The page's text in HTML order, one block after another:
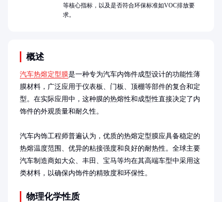
概述
汽车热熔定型膜是一种专为汽车内饰件成型设计的功能性薄
膜材料，广泛应用于仪表板、门板、顶棚等部件的复合和定
型。在实际应用中，这种膜的热熔性和成型性直接决定了内
饰件的外观质量和耐久性。
汽车内饰工程师普遍认为，优质的热熔定型膜应具备稳定的
热熔温度范围、优异的粘接强度和良好的耐热性。全球主要
汽车制造商如大众、丰田、宝马等均在其高端车型中采用这
类材料，以确保内饰件的精致度和环保性。
物理化学性质
等核心指标，以及是否符合环保标准如VOC排放要
求。